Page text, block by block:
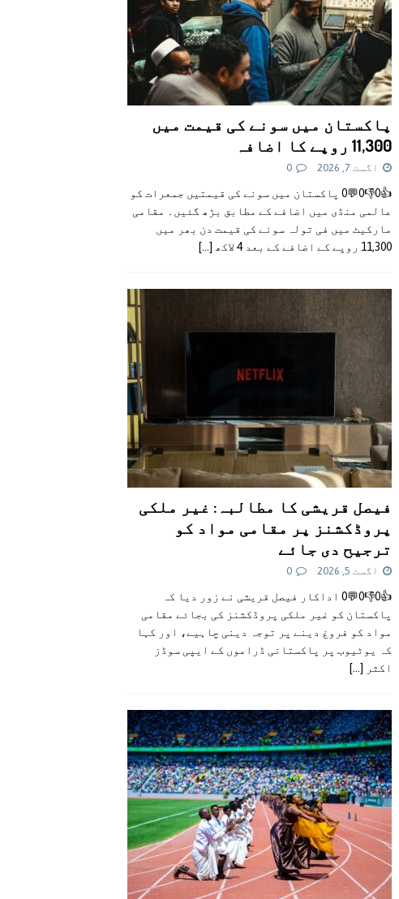
پاکستان میں سونے کی قیمت میں
11,300 روپے کا اضافہ
اگست 7, 2026 0
👍0👎0💬0 پاکستان میں سونے کی قیمتیں جمعرات کو
عالمی منڈی میں اضافے کے مطابق بڑھ گئیں۔ مقامی
مارکیٹ میں فی تولہ سونے کی قیمت دن بھر میں
11,300 روپے کے اضافے کے بعد 4 لاکھ
[...]
فیصل قریشی کا مطالبہ: غیر ملکی
پروڈکشنز پر مقامی مواد کو
ترجیح دی جائے
اگست 5, 2026 0
👍0👎0💬0 اداکار فیصل قریشی نے زور دیا کہ
پاکستان کو غیر ملکی پروڈکشنز کی بجائے مقامی
مواد کو فروغ دینے پر توجہ دینی چاہیے، اور کہا
کہ یوٹیوب پر پاکستانی ڈراموں کے ایپی سوڈز
اکثر
[...]